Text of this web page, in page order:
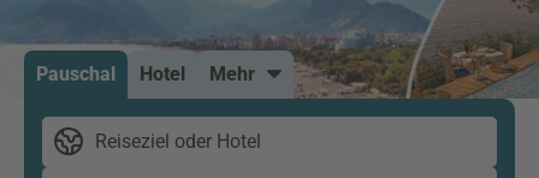
Pauschal Hotel Mehr
Reiseziel oder Hotel